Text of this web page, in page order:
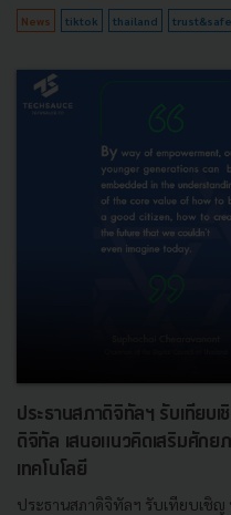
News tiktok thailand
ประธานสภาดิจิทัลฯ รับเทีย
ดิจิทัล เสนอแนวคิดเสริมศักย
เทคโนโลยี
ประธานสภาดิจิทัลฯ รับเทียบเชิญ